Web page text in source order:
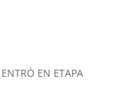
EN ETAPA